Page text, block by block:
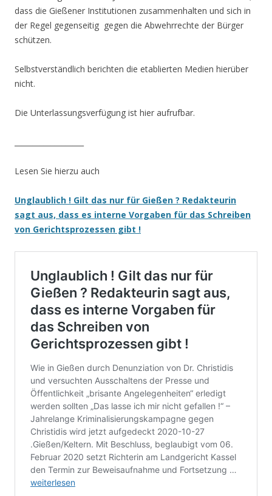
dass die Gießener Institutionen zusammenhalten und sich in
der Regel gegenseitig gegen die Abwehrrechte der Bürger
schützen.
Selbstverständlich berichten die etablierten Medien hierüber
nicht.
Die Unterlassungsverfügung ist hier aufrufbar.
Lesen Sie hierzu auch
Unglaublich ! Gilt das nur für Gießen ? Redakteurin
sagt aus, dass es interne Vorgaben für das Schreiben
von Gerichtsprozessen gibt !